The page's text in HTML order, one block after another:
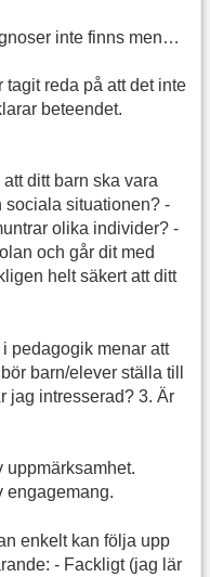
inte finns men…
tagit reda på att det inte
beteendet.
ditt barn ska vara
sociala situationen? -
olika individer? -
och går dit med
helt säkert att ditt
pedagogik menar att
barn/elever ställa till
jag intresserad? 3. Är
uppmärksamhet.
engagemang.
enkelt kan följa upp
- Fackligt (jag lär